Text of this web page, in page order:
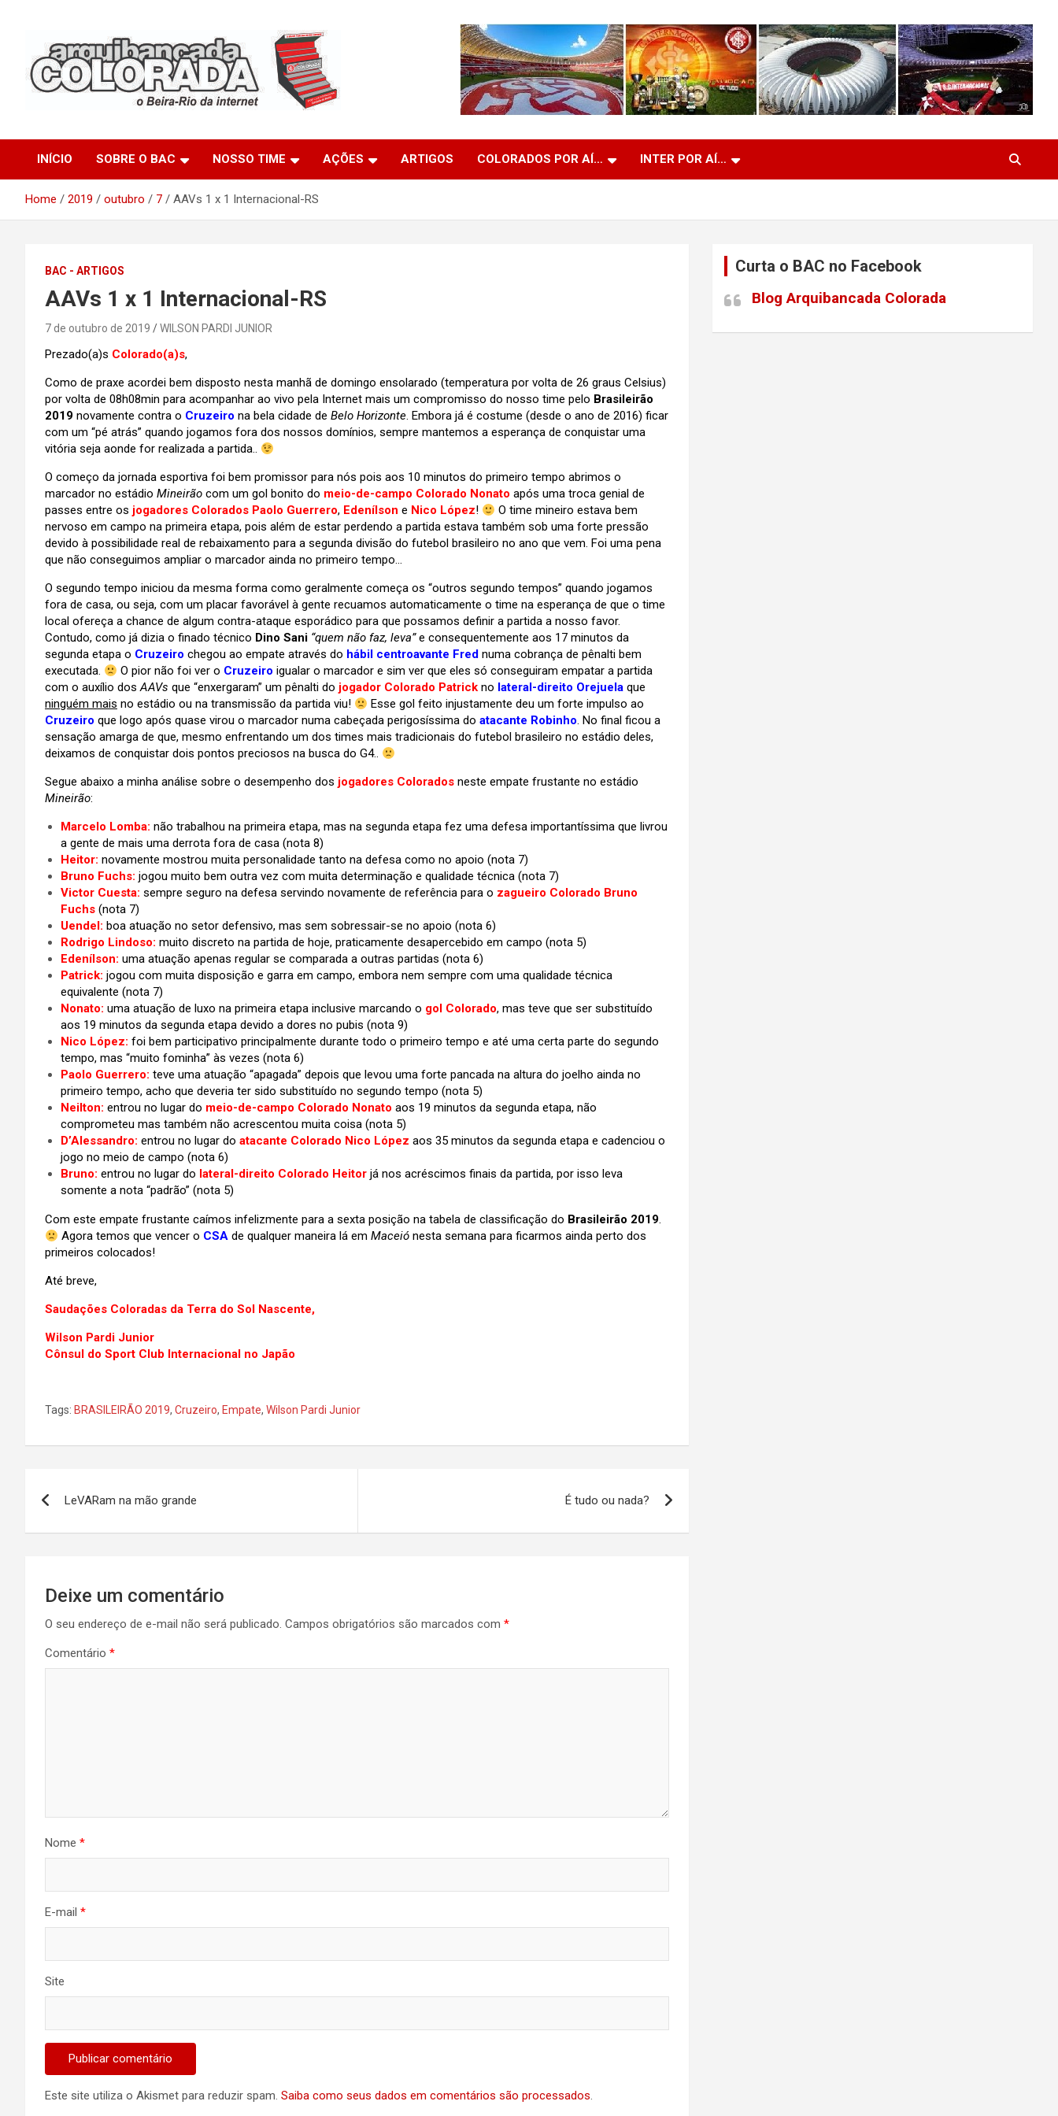
Arquibancada Colorada
INÍCIO SOBRE O BAC NOSSO TIME AÇÕES ARTIGOS COLORADOS POR AÍ… INTER POR AÍ…
Home 2019 outubro 7 AAVs 1 x 1 Internacional-RS
BAC - ARTIGOS
AAVs 1 x 1 Internacional-RS
7 de outubro de 2019 WILSON PARDI JUNIOR
Prezado(a)s Colorado(a)s,
Como de praxe acordei bem disposto nesta manhã de domingo ensolarado (temperatura por volta de 26 graus Celsius)
por volta de 08h08min para acompanhar ao vivo pela Internet mais um compromisso do nosso time pelo Brasileirão
2019 novamente contra o Cruzeiro na bela cidade de Belo Horizonte. Embora já é costume (desde o ano de 2016) ficar
com um “pé atrás” quando jogamos fora dos nossos domínios, sempre mantemos a esperança de conquistar uma
vitória seja aonde for realizada a partida..
O começo da jornada esportiva foi bem promissor para nós pois aos 10 minutos do primeiro tempo abrimos o
marcador no estádio Mineirão com um gol bonito do meio-de-campo Colorado Nonato após uma troca genial de
passes entre os jogadores Colorados Paolo Guerrero, Edenílson e Nico López!
O time mineiro estava bem
nervoso em campo na primeira etapa, pois além de estar perdendo a partida estava também sob uma forte pressão
devido à possibilidade real de rebaixamento para a segunda divisão do futebol brasileiro no ano que vem. Foi uma pena
que não conseguimos ampliar o marcador ainda no primeiro tempo…
O segundo tempo iniciou da mesma forma como geralmente começa os “outros segundo tempos” quando jogamos
fora de casa, ou seja, com um placar favorável à gente recuamos automaticamente o time na esperança de que o time
local ofereça a chance de algum contra-ataque esporádico para que possamos definir a partida a nosso favor.
Contudo, como já dizia o finado técnico Dino Sani “quem não faz, leva”e consequentemente aos 17 minutos da
segunda etapa o Cruzeiro chegou ao empate através do hábil centroavante Fred numa cobrança de pênalti bem
executada.
O pior não foi ver o Cruzeiro igualar o marcador e sim ver que eles só conseguiram empatar a partida
com o auxílio dosAAVs que “enxergaram” um pênalti do jogador Colorado Patrick no lateral-direito Orejuela que
ninguém mais no estádio ou na transmissão da partida viu!
Esse gol feito injustamente deu um forte impulso ao
Cruzeiro que logo após quase virou o marcador numa cabeçada perigosíssima do atacante Robinho. No final ficou a
sensação amarga de que, mesmo enfrentando um dos times mais tradicionais do futebol brasileiro no estádio deles,
deixamos de conquistar dois pontos preciosos na busca do G4..
Segue abaixo a minha análise sobre o desempenho dos jogadores Colorados neste empate frustante no estádio
Mineirão:
Marcelo Lomba: não trabalhou na primeira etapa, mas na segunda etapa fez uma defesa importantíssima que livrou
a gente de mais uma derrota fora de casa (nota 8)
Heitor: novamente mostrou muita personalidade tanto na defesa como no apoio (nota 7)
Bruno Fuchs: jogou muito bem outra vez com muita determinação e qualidade técnica (nota 7)
Victor Cuesta: sempre seguro na defesa servindo novamente de referência para o zagueiro Colorado Bruno
Fuchs (nota 7)
Uendel: boa atuação no setor defensivo, mas sem sobressair-se no apoio (nota 6)
Rodrigo Lindoso: muito discreto na partida de hoje, praticamente desapercebido em campo (nota 5)
Edenílson: uma atuação apenas regular se comparada a outras partidas (nota 6)
Patrick: jogou com muita disposição e garra em campo, embora nem sempre com uma qualidade técnica
equivalente (nota 7)
Nonato: uma atuação de luxo na primeira etapa inclusive marcando o gol Colorado, mas teve que ser substituído
aos 19 minutos da segunda etapa devido a dores no pubis (nota 9)
Nico López: foi bem participativo principalmente durante todo o primeiro tempo e até uma certa parte do segundo
tempo, mas “muito fominha” às vezes (nota 6)
Paolo Guerrero: teve uma atuação “apagada” depois que levou uma forte pancada na altura do joelho ainda no
primeiro tempo, acho que deveria ter sido substituído no segundo tempo (nota 5)
Neilton: entrou no lugar do meio-de-campo Colorado Nonato aos 19 minutos da segunda etapa, não
comprometeu mas também não acrescentou muita coisa (nota 5)
D’Alessandro: entrou no lugar do atacante Colorado Nico López aos 35 minutos da segunda etapa e cadenciou o
jogo no meio de campo (nota 6)
Bruno: entrou no lugar do lateral-direito Colorado Heitor já nos acréscimos finais da partida, por isso leva
somente a nota “padrão” (nota 5)
Com este empate frustante caímos infelizmente para a sexta posição na tabela de classificação do Brasileirão 2019.
Agora temos que vencer o CSA de qualquer maneira lá emMaceió nesta semana para ficarmos ainda perto dos
primeiros colocados!
Até breve,
Saudações Coloradas da Terra do Sol Nascente,
Wilson Pardi Junior
Cônsul do Sport Club Internacional no Japão
Tags: BRASILEIRÃO 2019, Cruzeiro, Empate, Wilson Pardi Junior
de
LeVARam na mão grande É tudo ou nada?
Deixe um comentário
O seu endereço de e-mail não será publicado. Campos obrigatórios são marcados com *
Comentário *
Nome *
E-mail *
Site
Este site utiliza o Akismet para reduzir spam. Saiba como seus dados em comentários são processados.
Curta o BAC no Facebook
Blog Arquibancada Colorada